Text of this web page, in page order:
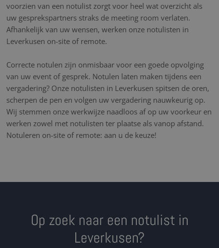
voorzien van een notulist zorgt voor heel wat overzicht als
uw gesprekspartners straks de meeting room verlaten.
Afhankelijk van uw wensen, werken onze notulisten in
Leverkusen on-site of remote.
Correcte notulen zijn onmisbaar voor een goede opvolging
van uw event of gesprek. Notulen laten maken tijdens een
vergadering? Onze notulisten in Leverkusen spitsen de oren,
scherpen de pen en volgen uw vergadering nauwkeurig op.
Wij stemmen onze werkwijze naadloos af op uw voorkeur en
werken zowel met notulisten ter plaatse als vanop afstand.
Notuleren on-site of remote: aan u de keuze!
Op zoek naar een notulist in
Leverkusen?